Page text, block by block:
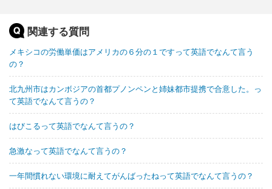
関連する質問
メキシコの労働単価はアメリカの６分の１ですって英語でなんて言う
の？
北九州市はカンボジアの首都プノンペンと姉妹都市提携で合意した。っ
て英語でなんて言うの？
はびこるって英語でなんて言うの？
急激なって英語でなんて言うの？
一年間慣れない環境に耐えてがんばったねって英語でなんて言うの？